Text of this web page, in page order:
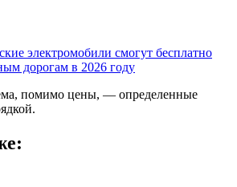
электромобили смогут бесплатно
дорогам в 2026 году
помимо цены, — определенные